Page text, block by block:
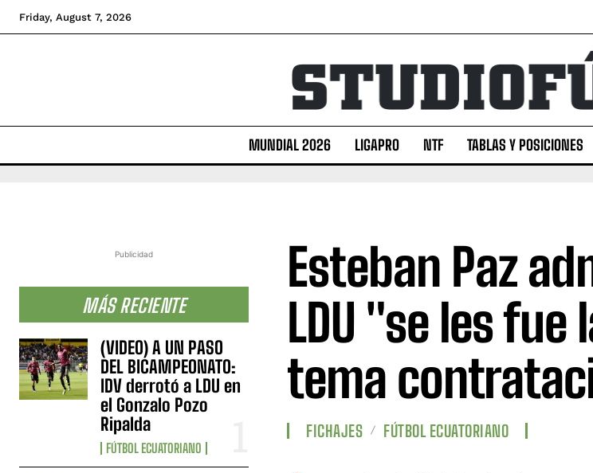
Friday, August 7, 2026
MUNDIAL 2026 LIGAPRO NTF TABLAS Y POSICIONES
Publicidad
MÁS RECIENTE
(VIDEO) A UN PASO
DEL BICAMPEONATO:
IDV derrotó a LDU en
el Gonzalo Pozo
Ripalda
FÚTBOL ECUATORIANO
Esteban Paz
LDU "se les
tema
FICHAJES FÚTBOL ECUATORIANO